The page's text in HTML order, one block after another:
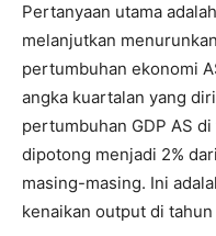
Pertanyaan utama
melanjutkan
pertumbuhan ekonomi
angka kuartalan yang
pertumbuhan GDP AS
dipotong menjadi 2%
masing-masing. Ini
kenaikan output di